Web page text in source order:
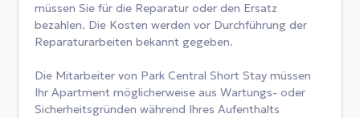
müssen Sie für die Reparatur oder den Ersatz
bezahlen. Die Kosten werden vor Durchführung der
Reparaturarbeiten bekannt gegeben.
Die Mitarbeiter von Park Central Short Stay müssen
Ihr Apartment möglicherweise aus Wartungs- oder
Sicherheitsgründen während Ihres Aufenthalts